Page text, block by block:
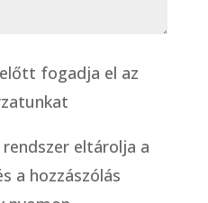
fogadja el az
eltárolja a
a hozzászólás